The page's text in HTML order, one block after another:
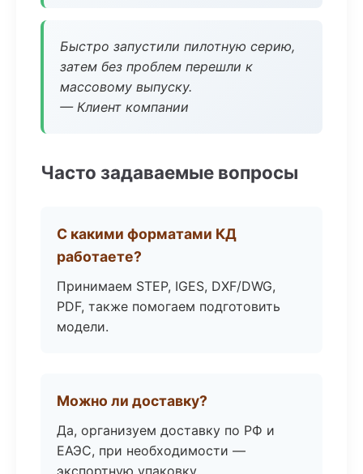
Быстро запустили пилотную серию,
затем без проблем перешли к
массовому выпуску.
— Клиент компании
Часто задаваемые вопросы
С какими форматами КД
работаете?
Принимаем STEP, IGES, DXF/DWG,
PDF, также помогаем подготовить
модели.
Можно ли доставку?
Да, организуем доставку по РФ и
ЕАЭС, при необходимости —
экспортную упаковку.